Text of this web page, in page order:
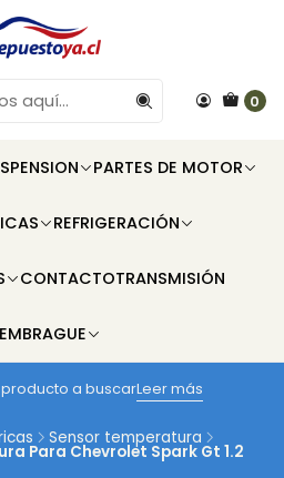
0
PARTES DE MOTOR
REFRIGERACIÓN
CONTACTOTRANSMISIÓN
a buscarLeer más
Sensor temperatura
Para Chevrolet Spark Gt 1.2